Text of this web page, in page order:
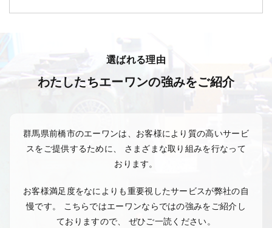
選ばれる理由
わたしたちエーワンの強みをご紹介
群馬県前橋市のエーワンは、お客様により質の高いサービ
スをご提供するために、
さまざまな取り組みを行なって
おります。
お客様満足度をなによりも重要視したサービスが弊社の自
慢です。
こちらではエーワンならではの強みをご紹介し
ておりますので、
ぜひご一読ください。